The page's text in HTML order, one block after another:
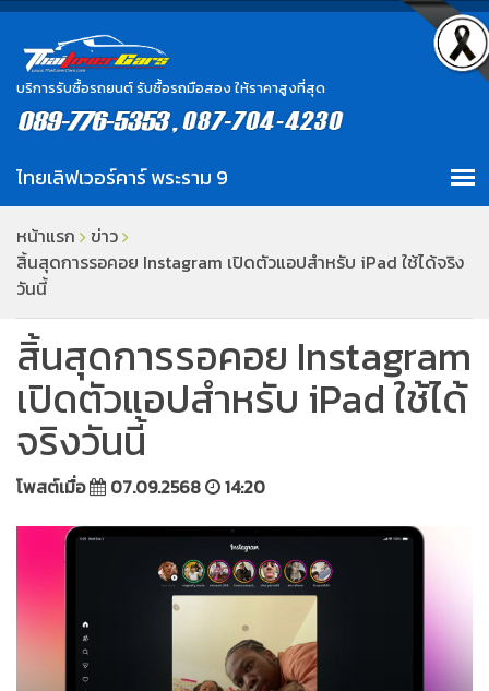
บริการรับซื้อรถยนต์ รับซื้อรถมือสอง ให้ราคาสูงที่สุด
หน้าแรก
ข่าว
สิ้นสุดการรอคอย Instagram เปิดตัวแอปสำหรับ iPad ใช้ได้จริง
วันนี้
สิ้นสุดการรอคอย Instagram
เปิดตัวแอปสำหรับ iPad ใช้ได้
จริงวันนี้
โพสต์เมื่อ 07.09.2568 14:20